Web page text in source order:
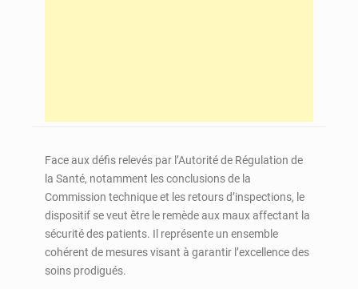
Face aux défis relevés par l’Autorité de Régulation de
la Santé, notamment les conclusions de la
Commission technique et les retours d’inspections, le
dispositif se veut être le remède aux maux affectant la
sécurité des patients. Il représente un ensemble
cohérent de mesures visant à garantir l’excellence des
soins prodigués.